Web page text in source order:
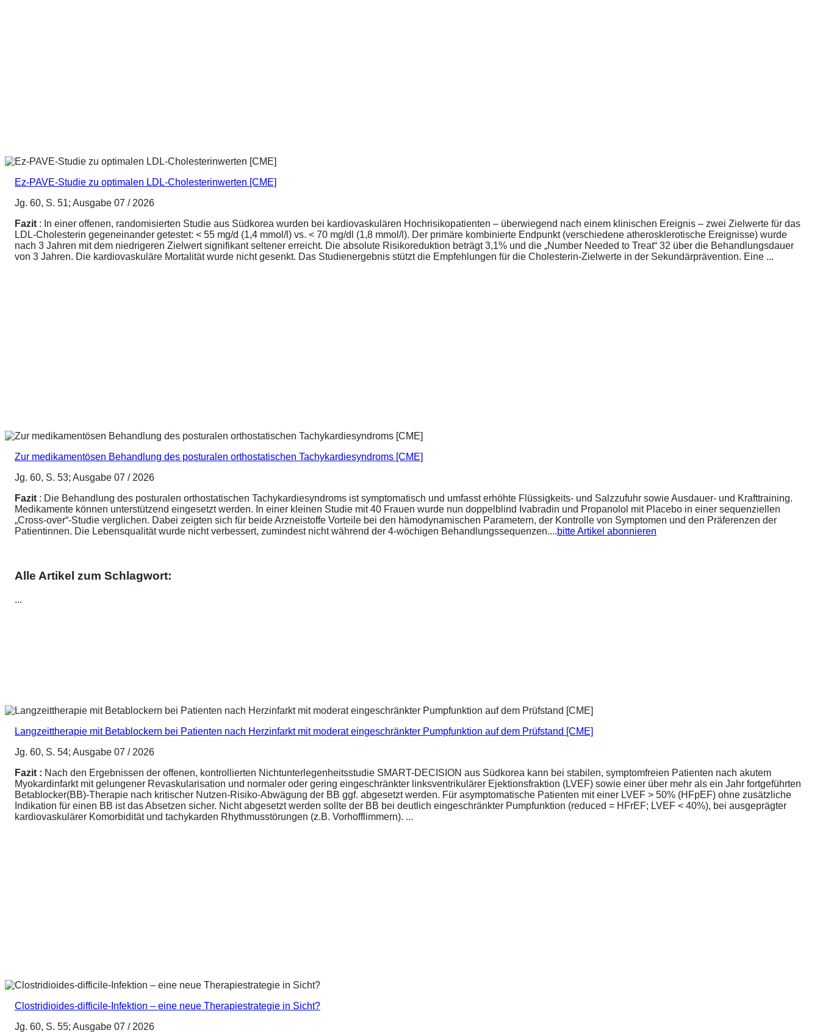
Ez-PAVE-Studie zu optimalen LDL-Cholesterinwerten [CME]
Jg. 60, S. 51; Ausgabe 07 / 2026
Fazit : In einer offenen, randomisierten Studie aus Südkorea wurden bei kardiovaskulären Hochrisikopatienten – überwiegend nach einem klinischen Ereignis – zwei Zielwerte für das
LDL-Cholesterin gegeneinander getestet: < 55 mg/d (1,4 mmol/l) vs. < 70 mg/dl (1,8 mmol/l). Der primäre kombinierte Endpunkt (verschiedene atherosklerotische Ereignisse) wurde
nach 3 Jahren mit dem niedrigeren Zielwert signifikant seltener erreicht. Die absolute Risikoreduktion beträgt 3,1% und die „Number Needed to Treat“ 32 über die Behandlungsdauer
von 3 Jahren. Die kardiovaskuläre Mortalität wurde nicht gesenkt. Das Studienergebnis stützt die Empfehlungen für die Cholesterin-Zielwerte in der Sekundärprävention. Eine ...
Zur medikamentösen Behandlung des posturalen orthostatischen Tachykardiesyndroms [CME]
Jg. 60, S. 53; Ausgabe 07 / 2026
Fazit : Die Behandlung des posturalen orthostatischen Tachykardiesyndroms ist symptomatisch und umfasst erhöhte Flüssigkeits- und Salzzufuhr sowie Ausdauer- und Krafttraining.
Medikamente können unterstützend eingesetzt werden. In einer kleinen Studie mit 40 Frauen wurde nun doppelblind Ivabradin und Propanolol mit Placebo in einer sequenziellen
„Cross-over“-Studie verglichen. Dabei zeigten sich für beide Arzneistoffe Vorteile bei den hämodynamischen Parametern, der Kontrolle von Symptomen und den Präferenzen der
Patientinnen. Die Lebensqualität wurde nicht verbessert, zumindest nicht während der 4-wöchigen Behandlungssequenzen....bitte Artikel abonnieren
Alle Artikel zum Schlagwort:
...
Langzeittherapie mit Betablockern bei Patienten nach Herzinfarkt mit moderat eingeschränkter Pumpfunktion auf dem Prüfstand [CME]
Jg. 60, S. 54; Ausgabe 07 / 2026
Fazit : Nach den Ergebnissen der offenen, kontrollierten Nichtunterlegenheitsstudie SMART-DECISION aus Südkorea kann bei stabilen, symptomfreien Patienten nach akutem
Myokardinfarkt mit gelungener Revaskularisation und normaler oder gering eingeschränkter linksventrikulärer Ejektionsfraktion (LVEF) sowie einer über mehr als ein Jahr fortgeführten
Betablocker(BB)-Therapie nach kritischer Nutzen-Risiko-Abwägung der BB ggf. abgesetzt werden. Für asymptomatische Patienten mit einer LVEF > 50% (HFpEF) ohne zusätzliche
Indikation für einen BB ist das Absetzen sicher. Nicht abgesetzt werden sollte der BB bei deutlich eingeschränkter Pumpfunktion (reduced = HFrEF; LVEF < 40%), bei ausgeprägter
kardiovaskulärer Komorbidität und tachykarden Rhythmusstörungen (z.B. Vorhofflimmern). ...
Clostridioides-difficile-Infektion – eine neue Therapiestrategie in Sicht?
Jg. 60, S. 55; Ausgabe 07 / 2026